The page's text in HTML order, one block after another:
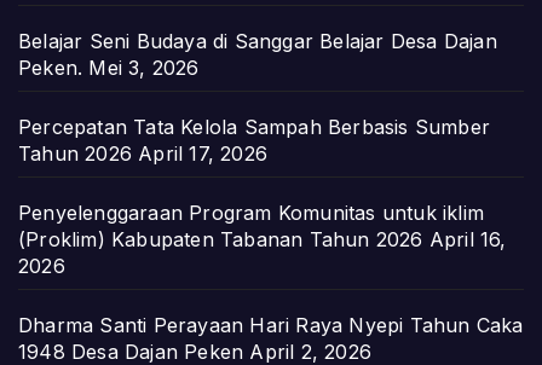
Belajar Seni Budaya di Sanggar Belajar Desa Dajan
Peken. Mei 3, 2026
Percepatan Tata Kelola Sampah Berbasis Sumber
Tahun 2026 April 17, 2026
Penyelenggaraan Program Komunitas untuk iklim
(Proklim) Kabupaten Tabanan Tahun 2026 April 16,
2026
Dharma Santi Perayaan Hari Raya Nyepi Tahun Caka
1948 Desa Dajan Peken April 2, 2026